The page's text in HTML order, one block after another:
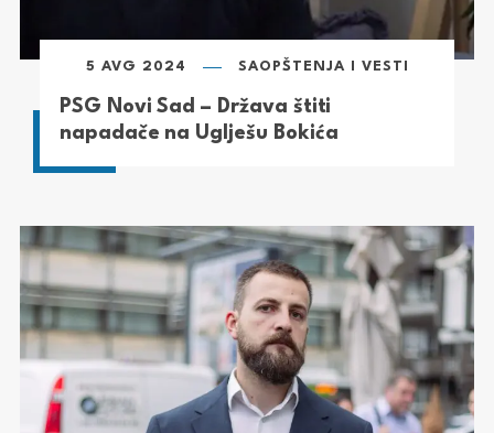
5 AVG 2024 SAOPŠTENJA I VESTI
PSG Novi Sad – Država štiti
napadače na Uglješu Bokića